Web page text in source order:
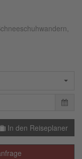
In den Reiseplaner